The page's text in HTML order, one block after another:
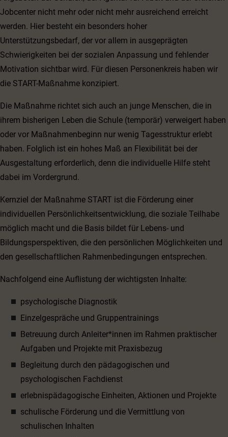
Jobcenter nicht mehr oder nicht mehr ausreichend erreicht
werden. Hier besteht ein besonders hoher
Unterstützungsbedarf, der vor allem in ausgeprägten
Schwierigkeiten bei der sozialen Anpassung und fehlender
Motivation sichtbar wird. Für diesen Personenkreis haben wir
die START-Maßnahme konzipiert.
Die Maßnahme richtet sich auch an junge Menschen, die in
ihrem bisherigen Leben die Schule (temporär) verweigert haben
oder vor Maßnahmenbeginn nur wenig Tagesstruktur erlebt
haben. Folglich ist ein hohes Maß an Flexibilität bei der
Ausgestaltung erforderlich, denn die individuelle Hilfe steht
dabei im Vordergrund.
Kernziel der Maßnahme START ist die Förderung einer
individuellen Persönlichkeitsentwicklung, die soziale Teilhabe
möglich macht und die Basis bildet für Lebens- und
Bildungsperspektiven, die den persönlichen Möglichkeiten und
den gesellschaftlichen Rahmenbedingungen entsprechen.
Nachfolgend eine Auflistung der wichtigsten Inhalte:
psychologische Diagnostik
Einzelgespräche und Gruppentrainings
Betreuung durch Anleiter*innen im Rahmen praktischer
Aufgaben und Projekte mit Praxisbezug
Begleitung durch den pädagogischen und
psychologischen Fachdienst
erlebnispädagogische Einheiten, Aktionen und Projekte
schulische Förderung und die Vermittlung von
schulischen Inhalten